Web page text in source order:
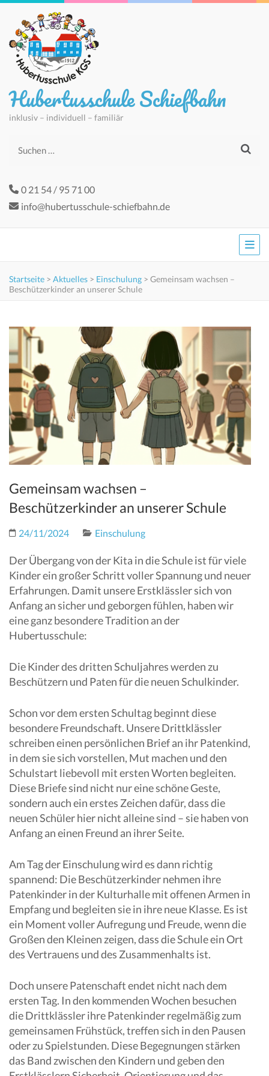
Hubertusschule Schiefbahn
inklusiv – individuell – familiär
Suchen
0 21 54 / 95 71 00
info@hubertusschule-schiefbahn.de
Startseite > Aktuelles > Einschulung > Gemeinsam wachsen –
Beschützerkinder an unserer Schule
Gemeinsam wachsen –
Beschützerkinder an unserer Schule
24/11/2024 Einschulung
Der Übergang von der Kita in die Schule ist für viele
Kinder ein großer Schritt voller Spannung und neuer
Erfahrungen. Damit unsere Erstklässler sich von
Anfang an sicher und geborgen fühlen, haben wir
eine ganz besondere Tradition an der
Hubertusschule:
Die Kinder des dritten Schuljahres werden zu
Beschützern und Paten für die neuen Schulkinder.
Schon vor dem ersten Schultag beginnt diese
besondere Freundschaft. Unsere Drittklässler
schreiben einen persönlichen Brief an ihr Patenkind,
in dem sie sich vorstellen, Mut machen und den
Schulstart liebevoll mit ersten Worten begleiten.
Diese Briefe sind nicht nur eine schöne Geste,
sondern auch ein erstes Zeichen dafür, dass die
neuen Schüler hier nicht alleine sind – sie haben von
Anfang an einen Freund an ihrer Seite.
Am Tag der Einschulung wird es dann richtig
spannend: Die Beschützerkinder nehmen ihre
Patenkinder in der Kulturhalle mit offenen Armen in
Empfang und begleiten sie in ihre neue Klasse. Es ist
ein Moment voller Aufregung und Freude, wenn die
Großen den Kleinen zeigen, dass die Schule ein Ort
des Vertrauens und des Zusammenhalts ist.
Doch unsere Patenschaft endet nicht nach dem
ersten Tag. In den kommenden Wochen besuchen
die Drittklässler ihre Patenkinder regelmäßig zum
gemeinsamen Frühstück, treffen sich in den Pausen
oder zu Spielstunden. Diese Begegnungen stärken
das Band zwischen den Kindern und geben den